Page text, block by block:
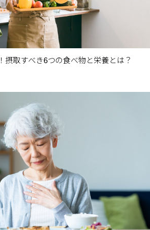
摂取すべき6つの食べ物と栄養とは？